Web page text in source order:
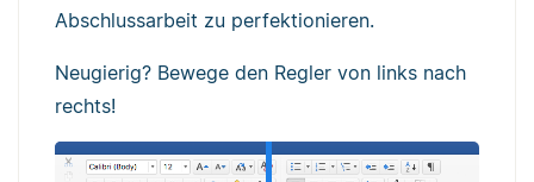
Abschlussarbeit zu perfektionieren.
Neugierig? Bewege den Regler von links nach
rechts!